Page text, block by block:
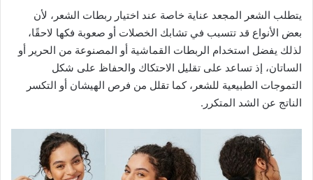
يتطلب الشعر المجعد عناية خاصة عند اختيار ربطات الشعر، لأن
بعض الأنواع قد تتسبب في تشابك الخصلات أو صعوبة فكها لاحقًا،
لذلك يفضل استخدام الربطات القماشية أو المصنوعة من الحرير أو
الساتان، إذ تساعد على تقليل الاحتكاك والحفاظ على شكل
التموجات الطبيعية للشعر، كما تقلل من فرص الهيشان أو التكسر
الناتج عن الشد المتكرر.